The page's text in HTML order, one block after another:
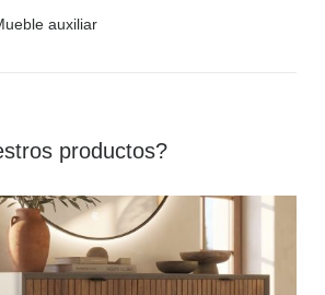
auxiliar
productos?